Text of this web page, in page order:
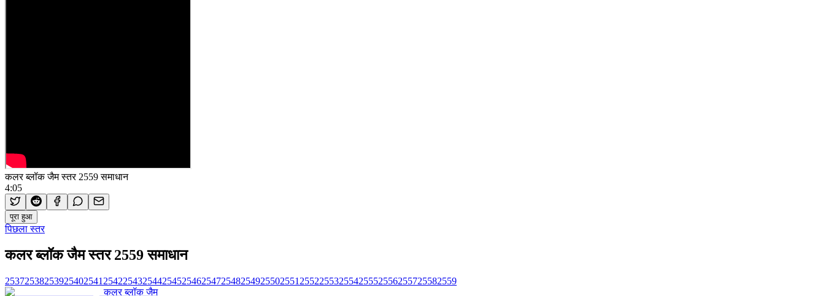
कलर ब्लॉक जैम स्तर 2559 समाधान
4:05
पूरा हुआ
पिछला स्तर
कलर ब्लॉक जैम स्तर 2559 समाधान
25372538253925402541 2542254325442545254625472548254925502551 25522553255425552556255725582559
कलर ब्लॉक जैम